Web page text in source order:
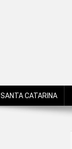
SANTA CATARINA